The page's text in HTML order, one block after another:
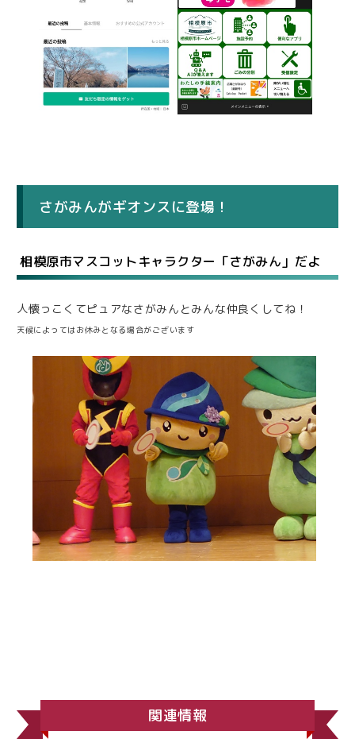
さがみんがギオンスに登場！
相模原市マスコットキャラクター「さがみん」だよ
人懐っこくてピュアなさがみんとみんな仲良くしてね！
天候によってはお休みとなる場合がございます
関連情報